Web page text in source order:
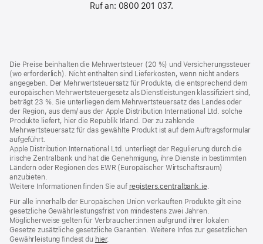
Ruf an: 0800 201 037.
Die Preise beinhalten die Mehrwertsteuer (20 %) und Versicherungssteuer
(wo erforderlich). Nicht enthalten sind Lieferkosten, wenn nicht anders
angegeben. Der Mehrwertsteuersatz für Produkte, die entsprechend dem
europäischen Mehrwertsteuergesetz als Dienstleistungen klassifiziert sind,
beträgt 23 %. Sie unterliegen dem Mehrwertsteuersatz des Landes oder
der Region, aus dem/ aus der Apple Distribution International Ltd. solche
Produkte liefert, hier die Republik Irland. Der zu zahlende
Mehrwertsteuersatz für das gewählte Produkt ist auf dem Auftragsformular
aufgeführt.
Apple Distribution International Ltd. unterliegt der Regulierung durch die
irische Zentralbank und hat die Genehmigung, ihre Dienste in bestimmten
Ländern oder Regionen des EWR (Europäischer Wirtschaftsraum)
anzubieten.
Weitere Informationen finden Sie auf registers.centralbank.ie(Öffnet
neues
Fenster)
.
Für alle innerhalb der Europäischen Union verkauften Produkte gilt eine
gesetzliche Gewährleistungsfrist von mindestens zwei Jahren.
Möglicherweise gelten für Verbraucher:innen aufgrund ihrer lokalen
Gesetze zusätzliche gesetzliche Garantien. Weitere Infos zur gesetzlichen
Gewährleistung findest du hier.